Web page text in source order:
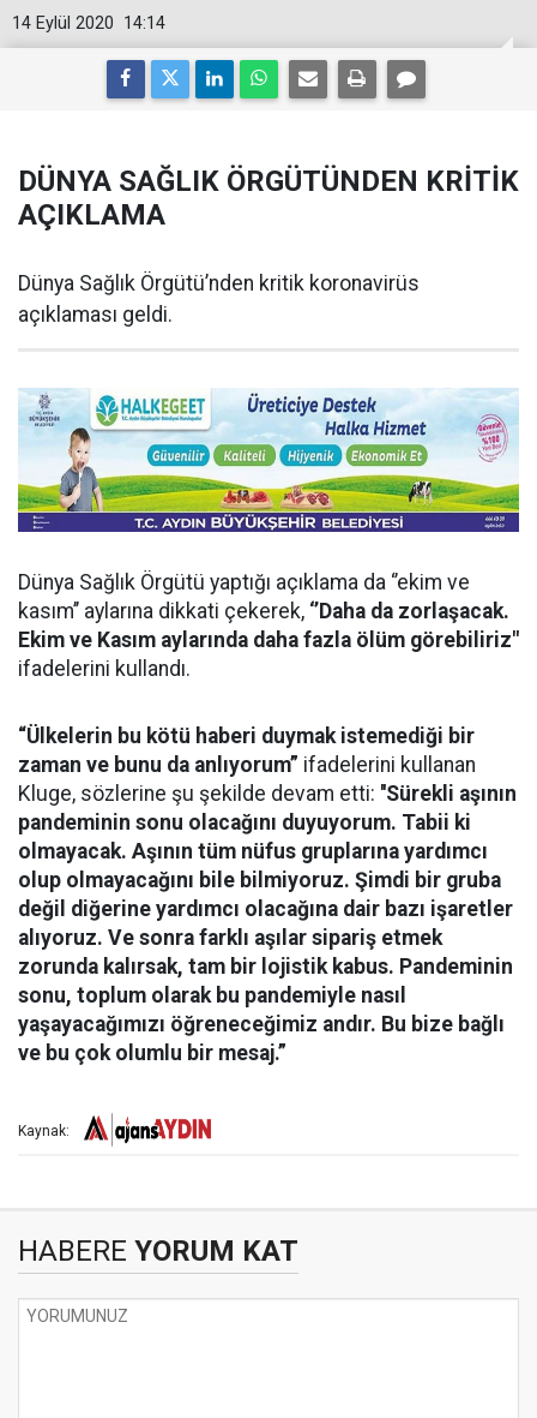
14:14
14 Eylül 2020
DÜNYA SAĞLIK ÖRGÜTÜNDEN KRİTİK
AÇIKLAMA
Dünya Sağlık Örgütü’nden kritik koronavirüs
açıklaması geldi.
Dünya Sağlık Örgütü yaptığı açıklama da ‘’ekim ve
kasım’’ aylarına dikkati çekerek, ‘’Daha da zorlaşacak.
Ekim ve Kasım aylarında daha fazla ölüm görebiliriz"
ifadelerini kullandı.
“Ülkelerin bu kötü haberi duymak istemediği bir
zaman ve bunu da anlıyorum” ifadelerini kullanan
Kluge, sözlerine şu şekilde devam etti: ''Sürekli aşının
pandeminin sonu olacağını duyuyorum. Tabii ki
olmayacak. Aşının tüm nüfus gruplarına yardımcı
olup olmayacağını bile bilmiyoruz. Şimdi bir gruba
değil diğerine yardımcı olacağına dair bazı işaretler
alıyoruz. Ve sonra farklı aşılar sipariş etmek
zorunda kalırsak, tam bir lojistik kabus. Pandeminin
sonu, toplum olarak bu pandemiyle nasıl
yaşayacağımızı öğreneceğimiz andır. Bu bize bağlı
ve bu çok olumlu bir mesaj.”
Kaynak:
HABERE YORUM KAT